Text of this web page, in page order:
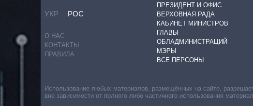
УКР РОС
О НАС
КОНТАКТЫ
ПРАВИЛА
ПРЕЗИДЕНТ И ОФИС
ВЕРХОВНАЯ РАДА
КАБИНЕТ МИНИСТРОВ
ГЛАВЫ
ОБЛАДМИНИСТРАЦИЙ
МЭРЫ
ВСЕ ПЕРСОНЫ
Использование любых материалов, размещённых на сайте,
вне зависимости от полного либо частичного использования